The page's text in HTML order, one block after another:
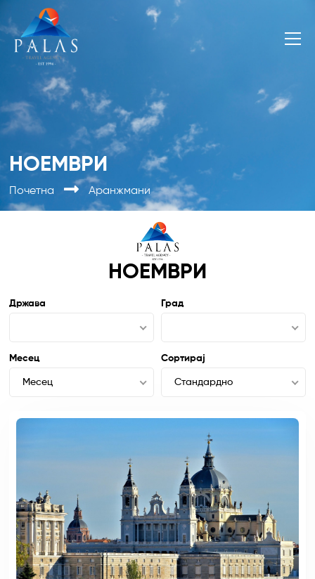
НОЕМВРИ
Почетна Аранжмани
НОЕМВРИ
Држава Град
Месец
Месец
Сортирај
Стандардно